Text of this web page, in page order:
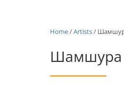
Home/Artists/
Шамшура